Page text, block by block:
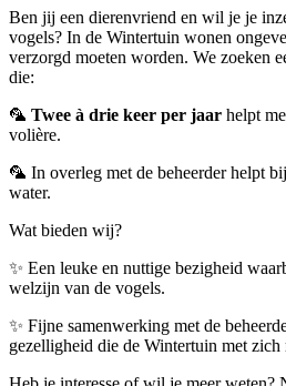
Ben jij een dierenvriend en wil je je
vogels? In de Wintertuin wonen
verzorgd moeten worden. We zoeken
die:
🦜 Twee à drie keer per jaar helpt
volière.
🦜 In overleg met de beheerder helpt
water.
Wat bieden wij?
✨ Een leuke en nuttige bezigheid
welzijn van de vogels.
✨ Fijne samenwerking met de
gezelligheid die de Wintertuin met zich